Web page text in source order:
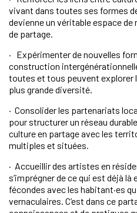
vivant dans toutes ses formes
devienne un véritable espace
de partage.
· Expérimenter de nouvelles
construction
toutes et tous peuvent explorer
plus grande diversité.
· Consolider les partenariats
pour structurer un réseau
culture en partage avec les
multiples et situées.
· Accueillir des artistes en
s’imprégner de ce qui est déjà
fécondes avec les habitant·es
vernaculaires. C’est dans ce